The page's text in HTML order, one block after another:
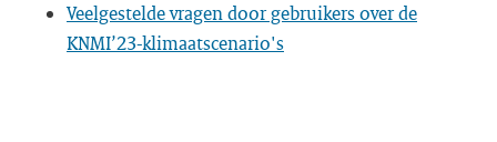
Veelgestelde vragen door gebruikers over de
KNMI’23-klimaatscenario's